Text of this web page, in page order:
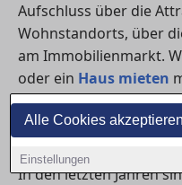
Alle Cookies akzeptieren
Einstellungen
Aufschluss über die
Wohnstandorts, über
am Immobilienmarkt.
oder ein Haus mieten
Preisentwicklung
1) Aktuelle
In den letzten Jahren